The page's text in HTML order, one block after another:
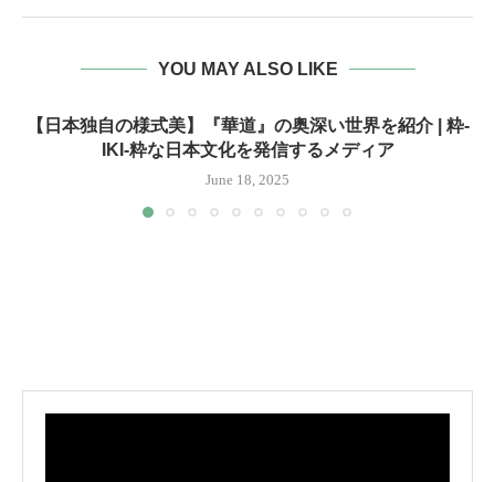
YOU MAY ALSO LIKE
【日本独自の様式美】『華道』の奥深い世界を紹介 | 粋-
IKI-粋な日本文化を発信するメディア
June 18, 2025